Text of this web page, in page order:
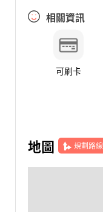
相關資訊
可刷卡
地圖 規劃路線